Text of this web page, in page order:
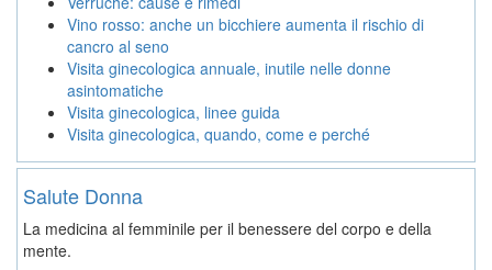
Vino rosso: anche un bicchiere aumenta il rischio di
cancro al seno
Visita ginecologica annuale, inutile nelle donne
asintomatiche
Visita ginecologica, linee guida
Visita ginecologica, quando, come e perché
Salute Donna
La medicina al femminile per il benessere del corpo e della
mente.